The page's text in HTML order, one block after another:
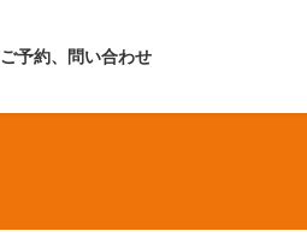
ご予約、問い合わせ